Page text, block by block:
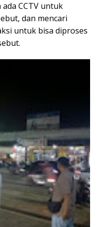
CCTV untuk
dan mencari
untuk bisa diproses